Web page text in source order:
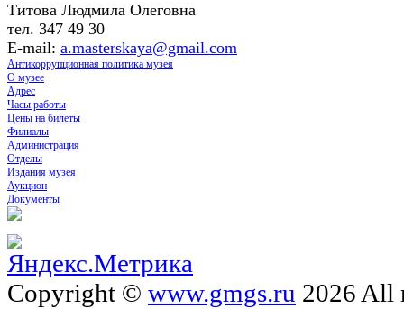
Титова Людмила Олеговна
тел. 347 49 30
E-mail: a.masterskaya@gmail.com
Антикоррупционная политика музея
О музее
Адрес
Часы работы
Цены на билеты
Филиалы
Администрация
Отделы
Издания музея
Аукцион
Документы
Copyright © www.gmgs.ru 2026 All